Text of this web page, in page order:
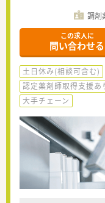
調剤
この求人に
問い合わせる
土日休み(相談可含む)
認定薬剤師取得支援あ
大手チェーン